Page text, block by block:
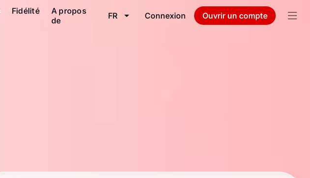
Fidélité
A propos
de
FR Connexion Ouvrir un compte